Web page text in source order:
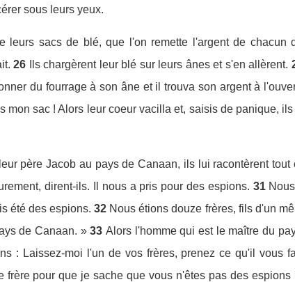
sous leurs yeux.
leurs sacs de blé, que l'on remette l'argent de
26 Ils chargèrent leur blé sur leurs ânes et s'en allèrent.
du fourrage à son âne et il trouva son argent à
mon sac ! Alors leur coeur vacilla et, saisis de panique,
père Jacob au pays de Canaan, ils lui racontèrent tout
dirent-ils. Il nous a pris pour des espions. 31
été des espions. 32 Nous étions douze frères, fils d'un
de Canaan. » 33 Alors l'homme qui est le maître du
: Laissez-moi l'un de vos frères, prenez ce qu'il vous
frère pour que je sache que vous n'êtes pas des